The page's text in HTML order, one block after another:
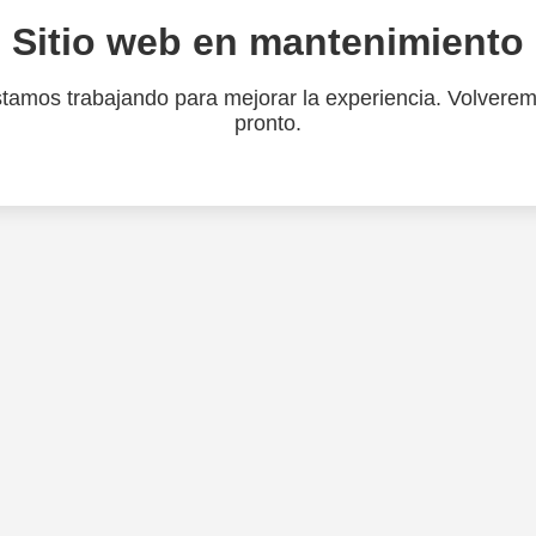
Sitio web en mantenimiento
trabajando para mejorar la experiencia.
pronto.